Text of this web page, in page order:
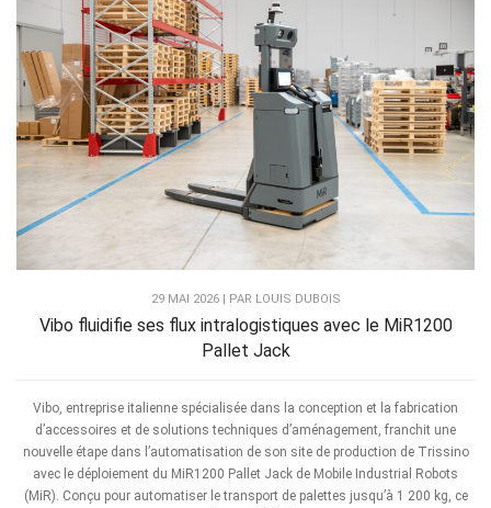
29 MAI 2026 | PAR LOUIS DUBOIS
Vibo fluidifie ses flux intralogistiques avec le MiR1200
Pallet Jack
Vibo, entreprise italienne spécialisée dans la conception et la fabrication
d’accessoires et de solutions techniques d’aménagement, franchit une
nouvelle étape dans l’automatisation de son site de production de Trissino
avec le déploiement du MiR1200 Pallet Jack de Mobile Industrial Robots
(MiR). Conçu pour automatiser le transport de palettes jusqu’à 1 200 kg, ce